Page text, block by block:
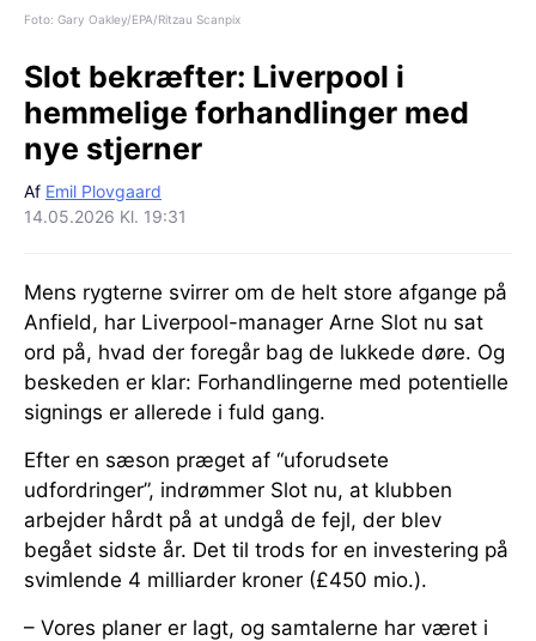
Foto: Gary Oakley/EPA/Ritzau Scanpix
Slot bekræfter: Liverpool i
hemmelige forhandlinger med
nye stjerner
Af Emil Plovgaard
14.05.2026 Kl. 19:31
Mens rygterne svirrer om de helt store afgange på
Anfield, har Liverpool-manager Arne Slot nu sat
ord på, hvad der foregår bag de lukkede døre. Og
beskeden er klar: Forhandlingerne med potentielle
signings er allerede i fuld gang.
Efter en sæson præget af “uforudsete
udfordringer”, indrømmer Slot nu, at klubben
arbejder hårdt på at undgå de fejl, der blev
begået sidste år. Det til trods for en investering på
svimlende 4 milliarder kroner (£450 mio.).
– Vores planer er lagt, og samtalerne har været i